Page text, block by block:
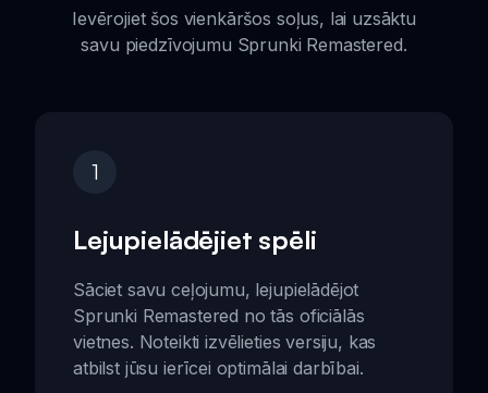
Ievērojiet šos vienkāršos soļus, lai uzsāktu
savu piedzīvojumu Sprunki Remastered.
1
Lejupielādējiet spēli
Sāciet savu ceļojumu, lejupielādējot
Sprunki Remastered no tās oficiālās
vietnes. Noteikti izvēlieties versiju, kas
atbilst jūsu ierīcei optimālai darbībai.